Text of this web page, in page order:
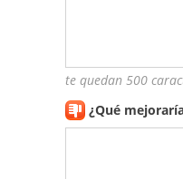
te quedan 500
¿Qué